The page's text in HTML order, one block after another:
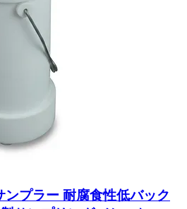
プラー 耐腐食性低バック